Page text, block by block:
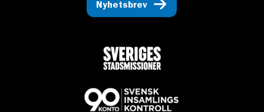
Nyhetsbrev